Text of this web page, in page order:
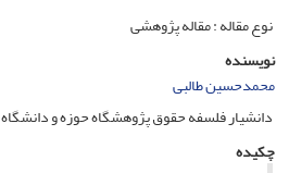
نوع مقاله : مقاله پژوهشی
نویسنده
محمد‌حسین طالبی
دانشیار فلسفه حقوق پژوهشگاه حوزه و دانشگاه
چکیده